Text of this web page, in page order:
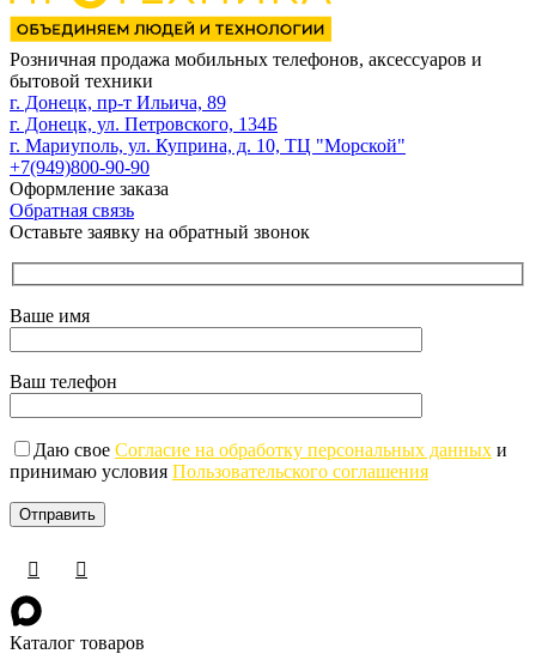
Розничная продажа мобильных телефонов, аксессуаров и
бытовой техники
г. Донецк, пр-т Ильича, 89
г. Донецк, ул. Петровского, 134Б
г. Мариуполь, ул. Куприна, д. 10, ТЦ "Морской"
+7(949)800-90-90
Оформление заказа
Обратная связь
Оставьте заявку на обратный звонок
Ваше имя
Ваш телефон
Даю свое Согласие на обработку персональных данных и
принимаю условия Пользовательского соглашения
Каталог товаров